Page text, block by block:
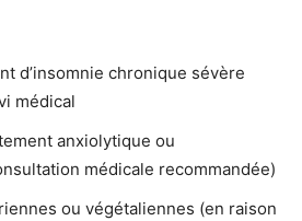
d’insomnie chronique sévère
médical
anxiolytique ou
médicale recommandée)
ou végétaliennes (en raison